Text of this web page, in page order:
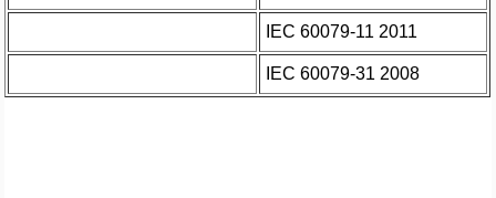
IEC 60079-11 2011
IEC 60079-31 2008